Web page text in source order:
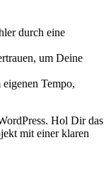
durch eine
um Deine
Tempo,
Hol Dir das
mit einer klaren